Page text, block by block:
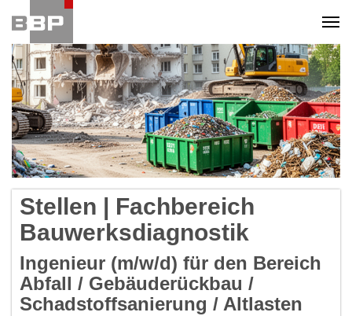
Stellen | Fachbereich
Bauwerksdiagnostik
Ingenieur (m/w/d) für den Bereich
Abfall / Gebäuderückbau /
Schadstoffsanierung / Altlasten